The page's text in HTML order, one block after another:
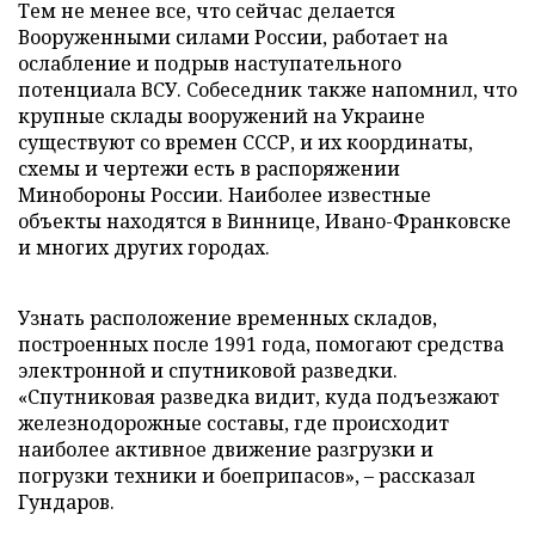
Тем не менее все, что сейчас делается
Вооруженными силами России, работает на
ослабление и подрыв наступательного
потенциала ВСУ. Собеседник также напомнил, что
крупные склады вооружений на Украине
существуют со времен СССР, и их координаты,
схемы и чертежи есть в распоряжении
Минобороны России. Наиболее известные
объекты находятся в Виннице, Ивано-Франковске
и многих других городах.
Узнать расположение временных складов,
построенных после 1991 года, помогают средства
электронной и спутниковой разведки.
«Спутниковая разведка видит, куда подъезжают
железнодорожные составы, где происходит
наиболее активное движение разгрузки и
погрузки техники и боеприпасов», – рассказал
Гундаров.